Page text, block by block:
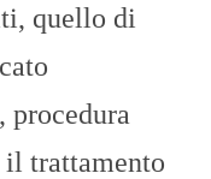
quello di
procedura
il trattamento